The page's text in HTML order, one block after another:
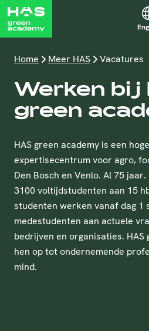
Home Meer HAS Vacatures
Werken bij
green
HAS green academy is een
expertisecentrum voor agro,
Den Bosch en Venlo. Al 75
3100 voltijdstudenten aan 15
studenten werken vanaf dag 1
medestudenten aan actuele
bedrijven en organisaties. HAS
hen op tot ondernemende
mind.